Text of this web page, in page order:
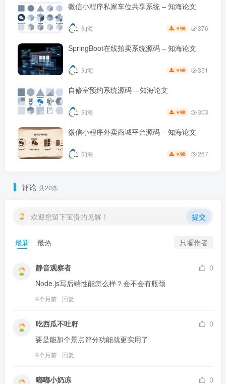
微信小程序私家车位共享系统 – 知海论文
知海 ￥98 376
SpringBoot在线拍卖系统源码 – 知海论文
知海 ￥98 351
自修室预约系统源码 – 知海论文
知海 ￥98 303
微信小程序外卖商城平台源码 – 知海论文
知海 ￥98 267
评论 共20条
欢迎您留下宝贵的见解！ 提交
最新 最热 只看作者
静音观察者
0
Node.js写后端性能怎么样？会不会有瓶颈
9个月前 回复
吃西瓜不吐籽
0
要是能加个景点评分功能就更实用了
9个月前 回复
嘟嘟小奶冻
0